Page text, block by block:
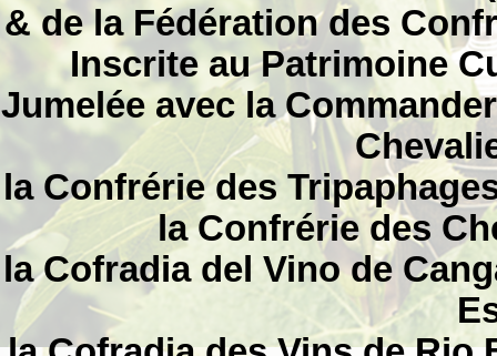
& de la Fédération des
Inscrite au Patrimoine
Jumelée avec la
la Confrérie des
la Confrérie des
la Cofradia del Vino de